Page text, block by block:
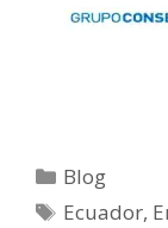
Blog
Ecuador,